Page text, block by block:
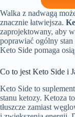
Walka z nadwagą
znacznie łatwiejsza.
zaprojektowany, aby
poprawiać ogólny
Keto Side pomaga
Co to jest Keto Side i
Keto Side to
stanu ketozy. Ketoza
tłuszcze zamiast